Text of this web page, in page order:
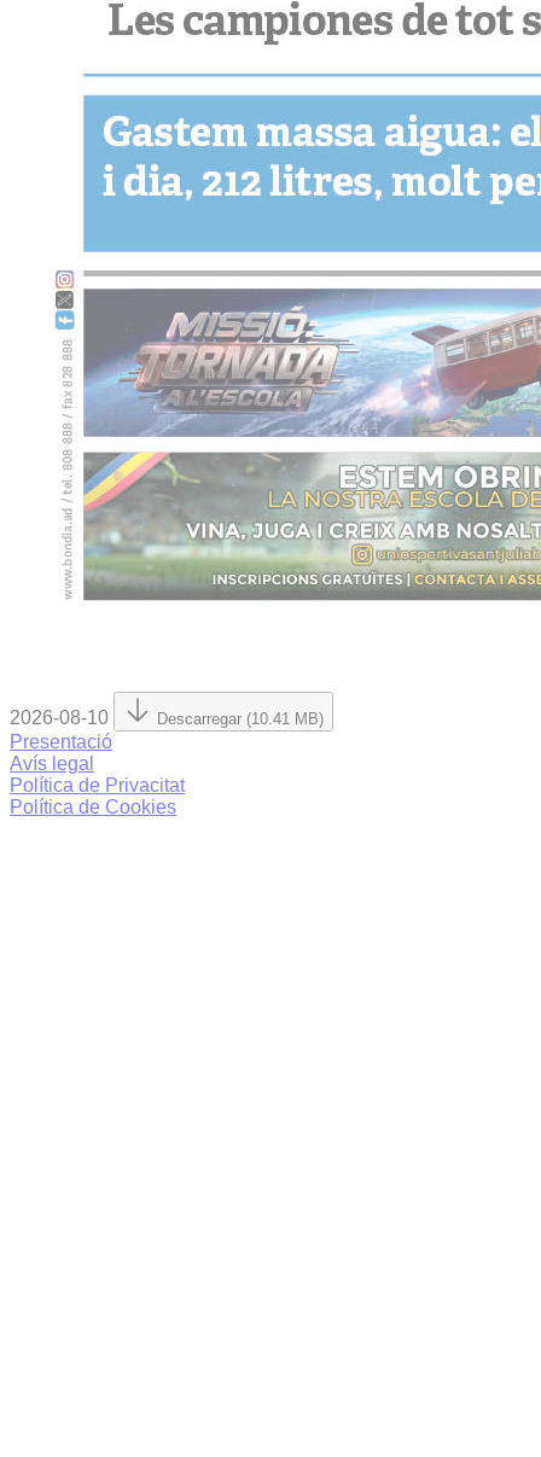
2026-08-10 Descarregar (10.41 MB)
Presentació
Avís legal
Política de Privacitat
Política de Cookies